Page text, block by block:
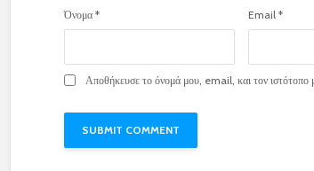
Όνομα * Email *
Αποθήκευσε το όνομά μου, email, και τον ιστότοπο